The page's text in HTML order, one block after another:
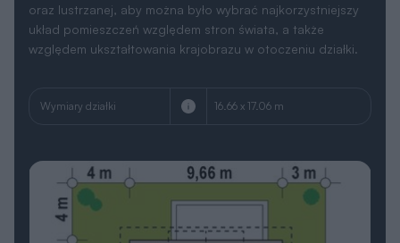
oraz lustrzanej, aby można było wybrać najkorzystniejszy
układ pomieszczeń względem stron świata, a także
względem ukształtowania krajobrazu w otoczeniu działki.
Wymiary działki 16.66 x 17.06 m